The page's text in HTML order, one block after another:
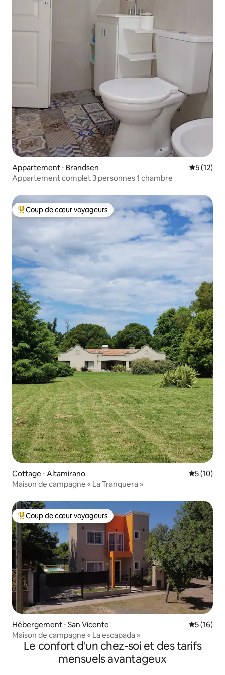
Appartement ⋅ Brandsen
5 (12)
Appartement complet 3 personnes 1 chambre
Coups de cœur voyageurs les plus appréciés
Coup de cœur voyageurs
Cottage ⋅ Altamirano
5 (10)
Maison de campagne « La Tranquera »
Coups de cœur voyageurs les plus appréciés
Coup de cœur voyageurs
Hébergement ⋅ San Vicente
5 (16)
Maison de campagne « La escapada »
Le confort d'un chez-soi et des tarifs
mensuels avantageux